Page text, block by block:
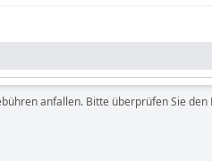
anfallen. Bitte überprüfen Sie